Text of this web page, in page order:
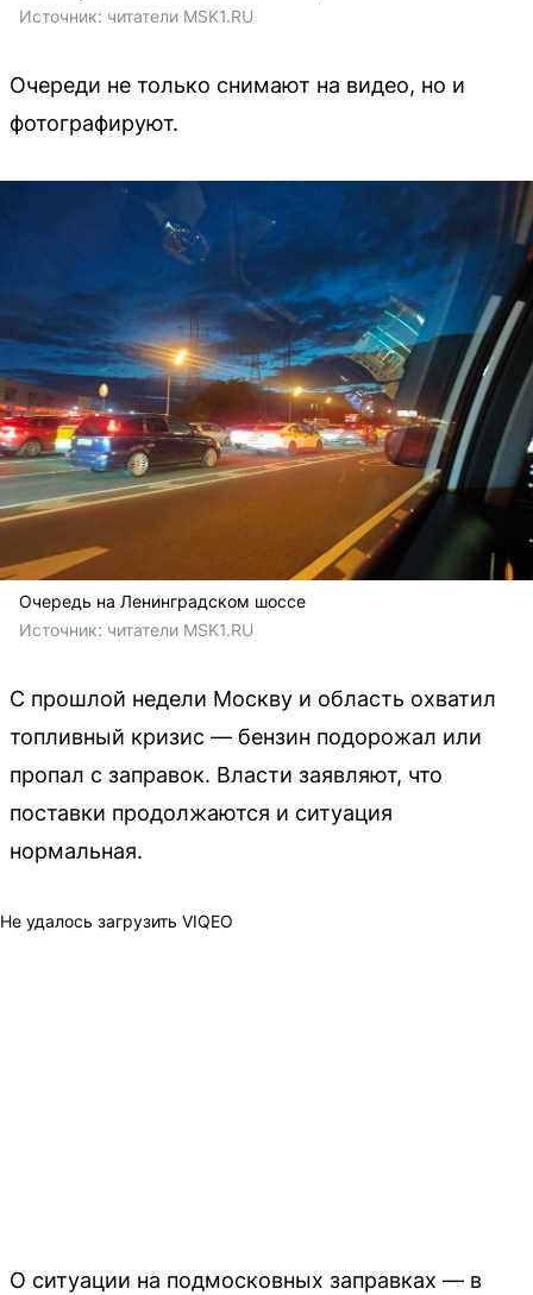
Источник: читатели MSK1.RU
Очереди не только снимают на видео, но и
фотографируют.
Очередь на Ленинградском шоссе
Источник: читатели MSK1.RU
С прошлой недели Москву и область охватил
топливный кризис — бензин подорожал или
пропал с заправок. Власти заявляют, что
поставки продолжаются и ситуация
нормальная.
Не удалось загрузить VIQEO
О ситуации на подмосковных заправках — в